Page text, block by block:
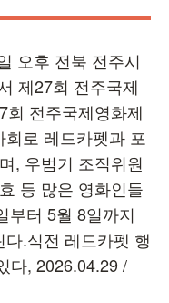
오후 전북 전주시
제27회 전주국제
회 전주국제영화제
로 레드카펫과 포
, 우범기 조직위원
등 많은 영화인들
부터 5월 8일까지
.식전 레드카펫 행
다, 2026.04.29 /